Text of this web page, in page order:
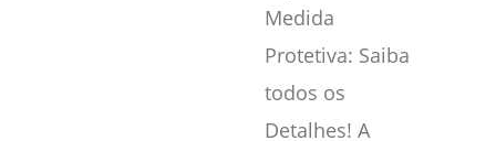
Medida
Protetiva: Saiba
todos os
Detalhes! A